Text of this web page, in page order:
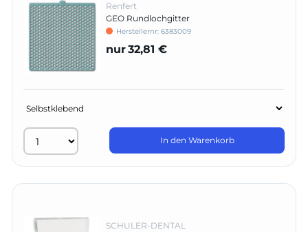
Renfert
GEO Rundlochgitter
Herstellernr: 6383009
nur32,81 €
In den Warenkorb
SCHULER-DENTAL